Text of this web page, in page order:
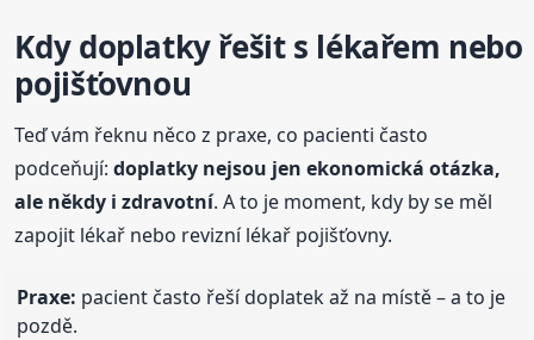
Kdy doplatky řešit s lékařem nebo
pojišťovnou
Teď vám řeknu něco z praxe, co pacienti často
podceňují:doplatky nejsou jen ekonomická otázka,
ale někdy i zdravotní. A to je moment, kdy by se měl
zapojit lékař nebo revizní lékař pojišťovny.
Praxe: pacient často řeší doplatek až na místě – a to je
pozdě.